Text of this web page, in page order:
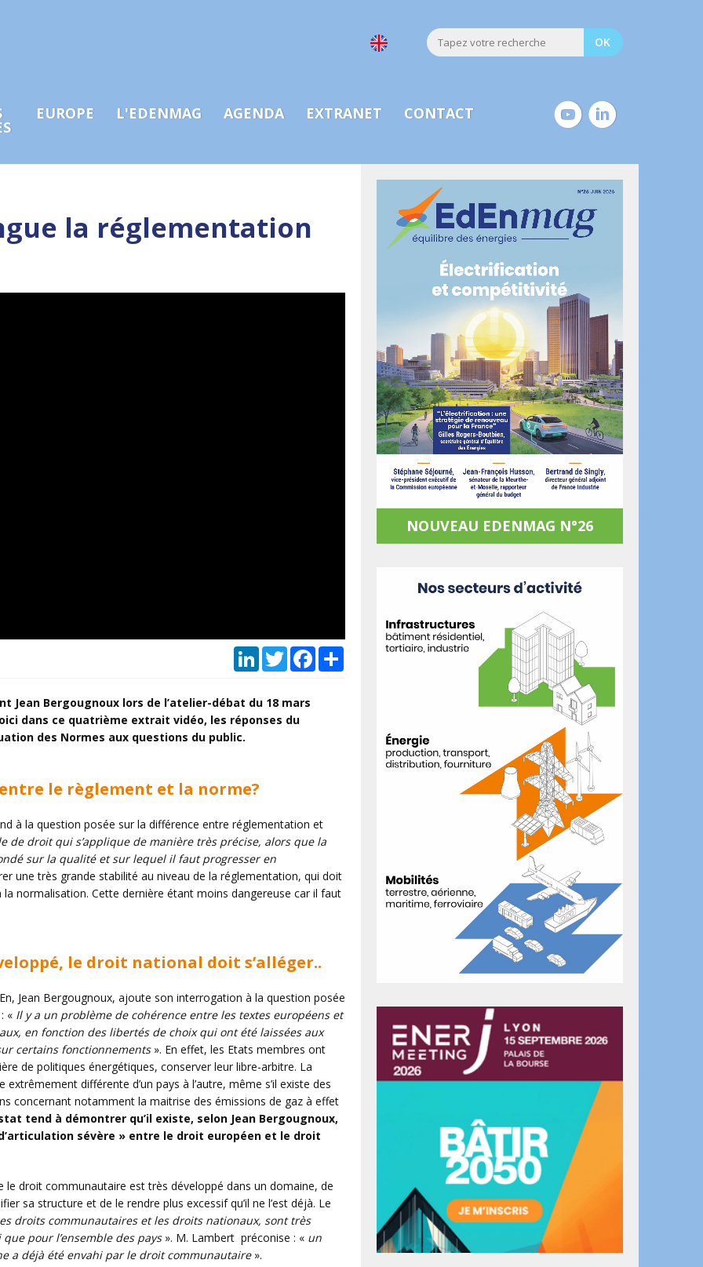
EUROPE L'EDENMAG AGENDA EXTRANET CONTACT
la réglementation
LinkedInTwitterFacebookPartager
Jean Bergougnoux lors de l’atelier-débat du 18 mars
dans ce quatrième extrait vidéo, les réponses du
des Normes aux questions du public.
le règlement et la norme?
à la question posée sur la différence entre réglementation et
de droit qui s’applique de manière très précise, alors que la
sur la qualité et sur lequel il faut progresser en
une très grande stabilité au niveau de la réglementation, qui doit
normalisation. Cette dernière étant moins dangereuse car il faut
le droit national doit s’alléger..
Jean Bergougnoux, ajoute son interrogation à la question posée
« Il y a un problème de cohérence entre les textes européens et
en fonction des libertés de choix qui ont été laissées aux
certains fonctionnements». En effet, les Etats membres ont
de politiques énergétiques, conserver leur libre-arbitre. La
extrêmement différente d’un pays à l’autre, même s’il existe des
concernant notamment la maitrise des émissions de gaz à effet
tend à démontrer qu’il existe, selon Jean Bergougnoux,
sévère » entre le droit européen et le droit
droit communautaire est très développé dans un domaine, de
sa structure et de le rendre plus excessif qu’il ne l’est déjà. Le
droits communautaires et les droits nationaux, sont très
pour l’ensemble des pays». M. Lambert préconise : « un
a déjà été envahi par le droit communautaire».
NOUVEAU EDENMAG N°26